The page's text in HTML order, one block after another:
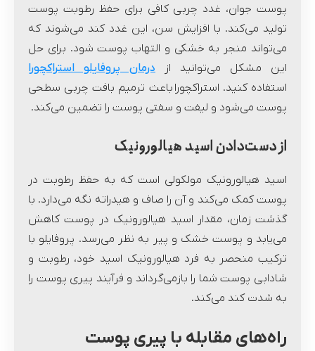
پوست جوان، غدد چربی کافی برای حفظ رطوبت پوست
تولید می‌کند. با افزایش سن، این غدد کند می‌شوند که
می‌تواند منجر به خشکی و التهاب پوست شود. برای حل
این مشکل می‌توانید از درمان پروفایلو استراکچورا
استفاده کنید. استراکچورا باعث ترمیم بافت چربی سطحی
پوست می‌شود و لیفت و سفتی پوست را تضمین می‌کند.
از دست‌دادن اسید هیالورونیک
اسید هیالورونیک مولکولی است که به حفظ رطوبت در
پوست کمک می‌کند و آن را صاف و هیدراته نگه می‌دارد. با
گذشت زمان، مقدار اسید هیالورونیک در پوست کاهش
می‌یابد و پوست خشک و پیر به نظر می‌رسد. پروفایلو با
ترکیب منحصر به فرد هیالورونیک اسید خود، رطوبت و
شادابی پوست شما را بازمی‌گرداند و فرآیند پیری پوست را
به شدت کند می‌کند.
راه‌های مقابله با پیری پوست